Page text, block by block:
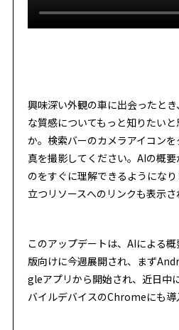
興味深い外観の車に出会ったと
な質感についてもっと知りたい
か。検索バーのカメラアイコン
真を撮影してください。AIの概
のをすぐに理解できるようにな
立つリソースへのリンクも表示さ
このアップデートは、AIによる
版向けに今週展開され、まず
gleアプリから開始され、近日中
バイルデバイスのChromeにも導